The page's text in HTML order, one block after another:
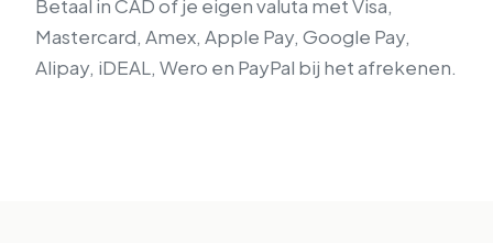
Betaal in CAD of je eigen valuta met Visa,
Mastercard, Amex, Apple Pay, Google Pay,
Alipay, iDEAL, Wero en PayPal bij het afrekenen.